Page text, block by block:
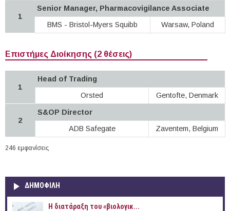
1
Senior Manager, Pharmacovigilance Associate
BMS - Bristol-Myers Squibb
Warsaw, Poland
Επιστήμες Διοίκησης (2 θέσεις)
1
Head of Trading
Orsted
Gentofte, Denmark
2
S&OP Director
ADB Safegate
Zaventem, Belgium
246 εμφανίσεις
ΔΗΜΟΦΙΛΗ
Η διατάραξη του «βιολογικ...